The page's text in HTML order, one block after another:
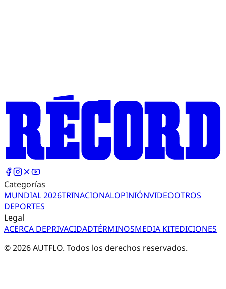
Categorías
MUNDIAL 2026TRINACIONALOPINIÓNVIDEOOTROS
DEPORTES
Legal
ACERCA DEPRIVACIDADTÉRMINOSMEDIA KITEDICIONES
©2026AUTFLO. Todos los derechos reservados.